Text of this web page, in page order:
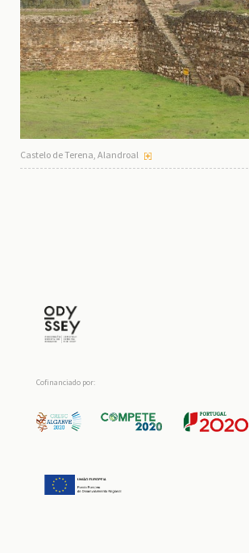
Castelo de Terena, Alandroal
Cofinanciado por: